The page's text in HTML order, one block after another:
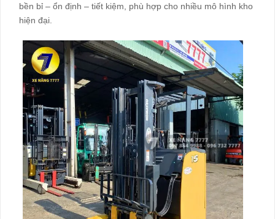
bền bỉ – ổn định – tiết kiệm, phù hợp cho nhiều mô hình kho
hiện đại.